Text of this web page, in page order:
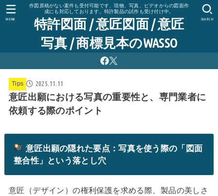
作図原稿がない案件も受付可能です、現物、写真、ビデオからの図面作
成にも対応しております。特許製品の試作も受け付け中。
特許図面 / 意匠図面 / 意匠
写真 / 商標見本のWASSO
SEARCH
MENU
Tips 2025.11.11
意匠出願における写真の重要性と、専門業者に
依頼する際のポイント
意匠出願の隠れた要点：写真を使う際の「図面
整合性」という落とし穴
意匠（デザイン）の権利保護を求める際、製品の美しさ